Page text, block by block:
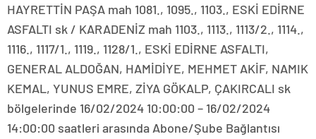
HAYRETTİN PAŞA mah 1081., 1095., 1103., ESKİ EDİRNE
ASFALTI sk / KARADENİZ mah 1103., 1113., 1113/2., 1114.,
1116., 1117/1., 1119., 1128/1., ESKİ EDİRNE ASFALTI,
GENERAL ALDOĞAN, HAMİDİYE, MEHMET AKİF, NAMIK
KEMAL, YUNUS EMRE, ZİYA GÖKALP, ÇAKIRCALI sk
bölgelerinde 16/02/2024 10:00:00 – 16/02/2024
14:00:00 saatleri arasında Abone/Şube Bağlantısı